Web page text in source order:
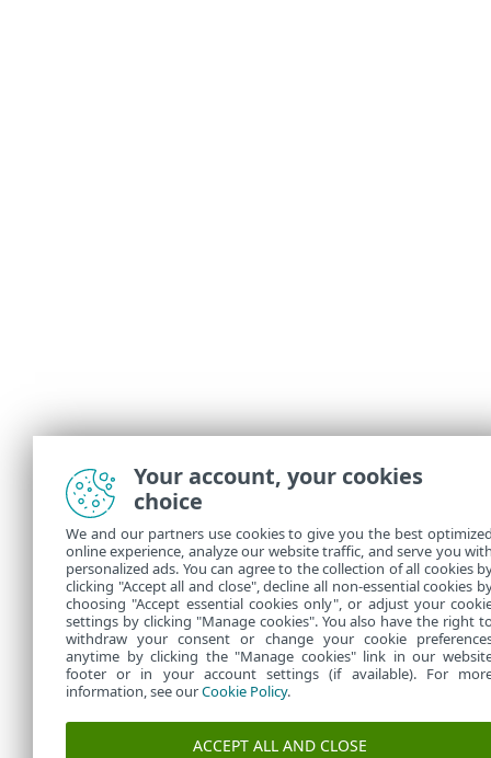
Your account, your cookies
choice
We and our partners use cookies to give you the best
online experience, analyze our website traffic, and serve you
personalized ads. You can agree to the collection of all cookies
clicking "Accept all and close", decline all non-essential cookies
choosing "Accept essential cookies only", or adjust your
settings by clicking "Manage cookies". You also have the right
withdraw your consent or change your cookie
anytime by clicking the "Manage cookies" link in our
footer or in your account settings (if available). For
information, see ourCookie Policy.
ACCEPT ALL AND CLOSE